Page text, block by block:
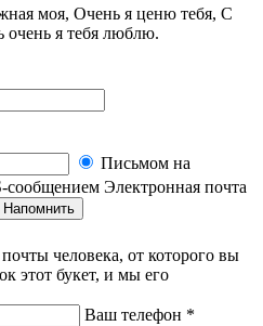
моя, Очень я ценю тебя, С
очень я тебя люблю.
Письмом на
сообщением Электронная почта
Напомнить
человека, от которого вы
этот букет, и мы его
Ваш телефон *